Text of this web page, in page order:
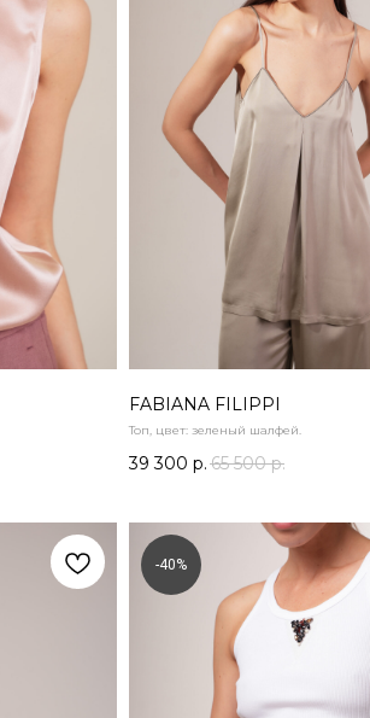
FABIANA FILIPPI
Топ, цвет: зеленый шалфей.
39 300 р. 65 500 р.
-40%